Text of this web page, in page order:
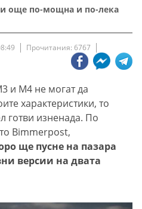
още по-мощна и по-лека
Прочитания: 6767
и M4 не могат да
характеристики, то
готви изненада. По
Bimmerpost,
ще пусне на пазара
версии на двата